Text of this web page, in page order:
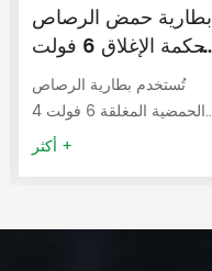
بطارية حمض الرصاص
محكمة الإغلاق 6 فولت
4 أمبير/ساعة، بطارية
3FM4 UPS
تُستخدم بطارية الرصاص
الحمضية المغلقة 6 فولت 4
أمبير في موازين الوزن،
وسيارات الأطفال الكهربائية،
أكثر +